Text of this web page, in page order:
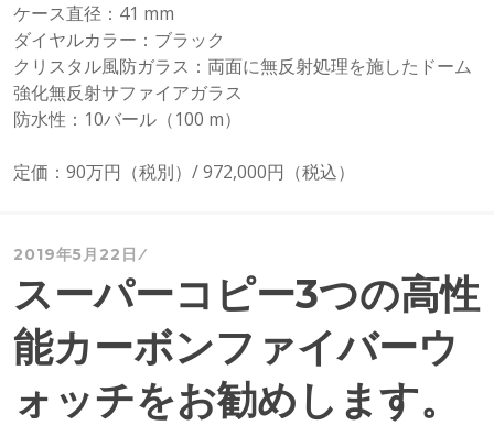
ケース直径：41 mm
ダイヤルカラー：ブラック
クリスタル風防ガラス：両面に無反射処理を施したドーム
強化無反射サファイアガラス
防水性：10バール（100 m）
定価：90万円（税別）/ 972,000円（税込）
2019年5月22日
スーパーコピー3つの高性
能カーボンファイバーウ
ォッチをお勧めします。